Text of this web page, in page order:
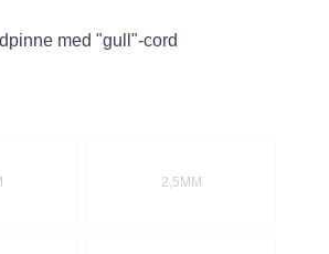
med "gull"-cord
2,5MM